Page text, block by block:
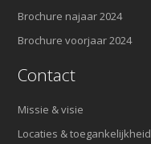
Brochure najaar 2024
Brochure voorjaar 2024
Contact
Missie & visie
Locaties & toegankelijkheid